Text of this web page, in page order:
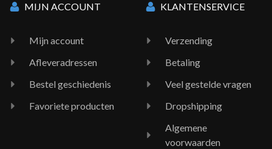
MIJN ACCOUNT
Mijn account
Afleveradressen
Bestel geschiedenis
Favoriete producten
KLANTENSERVICE
Verzending
Betaling
Veel gestelde vragen
Dropshipping
Algemene
voorwaarden